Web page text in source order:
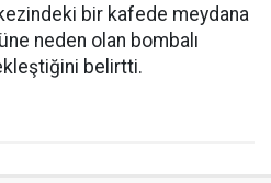
bir kafede meydana
neden olan bombalı
belirtti.